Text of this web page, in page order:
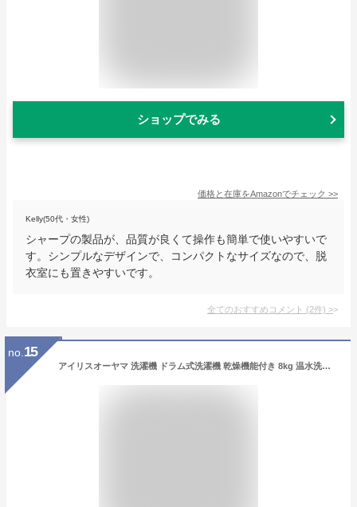
ショップでみる
価格と在庫をAmazonでチェック >>
Kelly(50代・女性)
シャープの製品が、品質が良くて操作も簡単で使いやすいで
す。シンプルなデザインで、コンパクトなサイズなので、脱
衣室にも置きやすいです。
全てのおすすめコメント (2件) >
no. 15
アイリスオーヤマ 洗濯機 ドラム式洗濯機 乾燥機能付き 8kg 温水洗浄機能 乾燥3kg 幅595mm CDK832